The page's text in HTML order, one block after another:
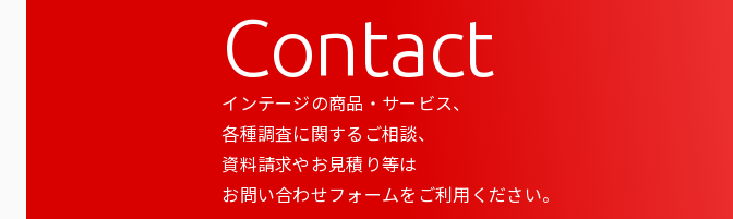
Contact
インテージの商品・サービス、
各種調査に関するご相談、
資料請求やお見積り等は
お問い合わせフォームをご利用ください。